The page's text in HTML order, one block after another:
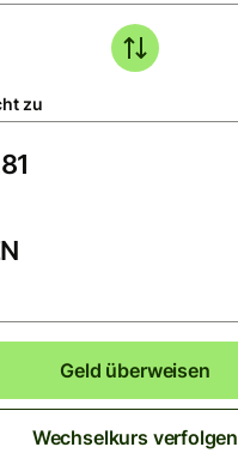
zu
Geld überweisen
Wechselkurs verfolgen